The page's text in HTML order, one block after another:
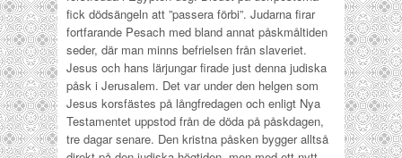
fick dödsängeln att ”passera förbi”. Judarna firar
fortfarande Pesach med bland annat påskmåltiden
seder, där man minns befrielsen från slaveriet.
Jesus och hans lärjungar firade just denna judiska
påsk i Jerusalem. Det var under den helgen som
Jesus korsfästes på långfredagen och enligt Nya
Testamentet uppstod från de döda på påskdagen,
tre dagar senare. Den kristna påsken bygger alltså